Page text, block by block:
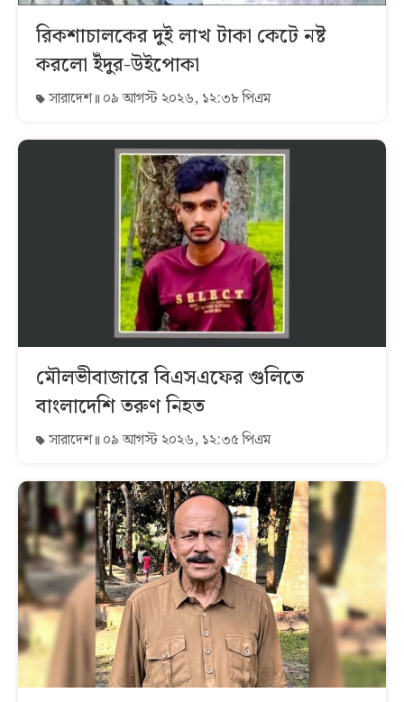
রিকশাচালকের দুই লাখ টাকা কেটে নষ্ট
করলো ইঁদুর-উইপোকা
সারাদেশ ০৯ আগস্ট ২০২৬, ১২:৩৮ পিএম
মৌলভীবাজারে বিএসএফের গুলিতে
বাংলাদেশি তরুণ নিহত
সারাদেশ ০৯ আগস্ট ২০২৬, ১২:৩৫ পিএম